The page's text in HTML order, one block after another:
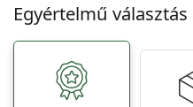
Egyértelmű